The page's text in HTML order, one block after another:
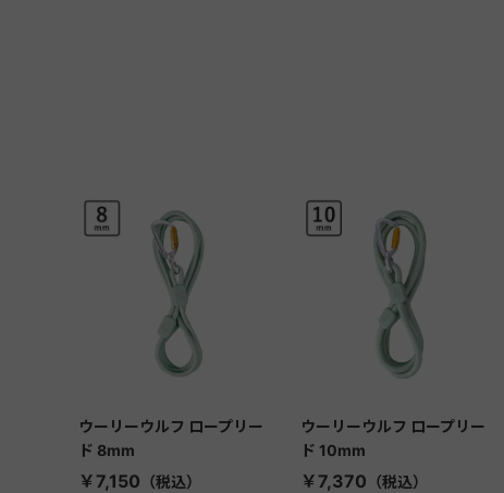
ウーリーウルフ ロープリー
ド 8mm
￥7,150
ウーリーウルフ ロープリー
ド 10mm
￥7,370